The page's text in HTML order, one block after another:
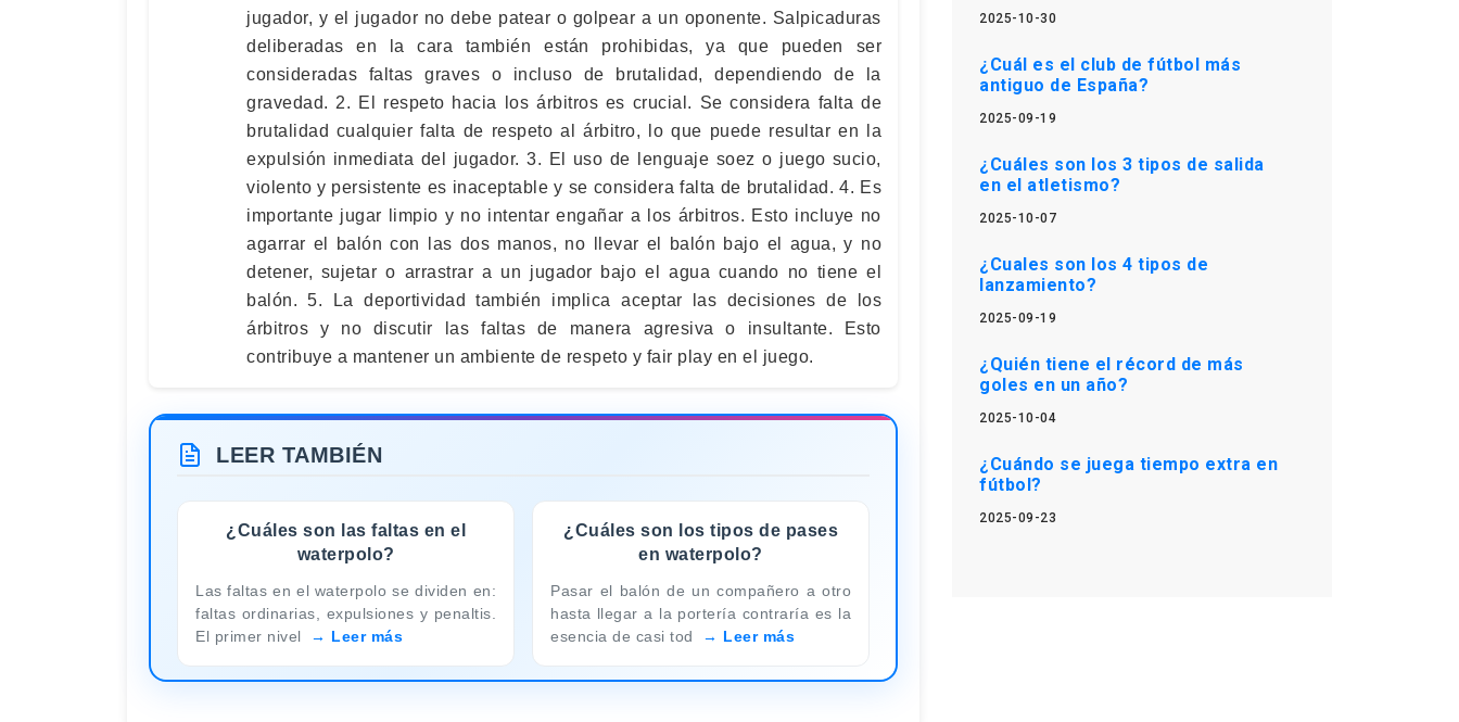
jugador, y el jugador no debe patear o golpear a un oponente. Salpicaduras
deliberadas en la cara también están prohibidas, ya que pueden ser
consideradas faltas graves o incluso de brutalidad, dependiendo de la
gravedad. 2. El respeto hacia los árbitros es crucial. Se considera falta de
brutalidad cualquier falta de respeto al árbitro, lo que puede resultar en la
expulsión inmediata del jugador. 3. El uso de lenguaje soez o juego sucio,
violento y persistente es inaceptable y se considera falta de brutalidad. 4. Es
importante jugar limpio y no intentar engañar a los árbitros. Esto incluye no
agarrar el balón con las dos manos, no llevar el balón bajo el agua, y no
detener, sujetar o arrastrar a un jugador bajo el agua cuando no tiene el
balón. 5. La deportividad también implica aceptar las decisiones de los
árbitros y no discutir las faltas de manera agresiva o insultante. Esto
contribuye a mantener un ambiente de respeto y fair play en el juego.
LEER TAMBIÉN
¿Cuáles son las faltas en el
waterpolo?
Las faltas en el waterpolo se dividen en:
faltas ordinarias, expulsiones y penaltis.
El primer nivel
Leer más
¿Cuáles son los tipos de pases
en waterpolo?
Pasar el balón de un compañero a otro
hasta llegar a la portería contraría es la
esencia de casi tod
Leer más
2025-10-30
¿Cuál es el club de fútbol más
antiguo de España?
2025-09-19
¿Cuáles son los 3 tipos de salida
en el atletismo?
2025-10-07
¿Cuales son los 4 tipos de
lanzamiento?
2025-09-19
¿Quién tiene el récord de más
goles en un año?
2025-10-04
¿Cuándo se juega tiempo extra en
fútbol?
2025-09-23